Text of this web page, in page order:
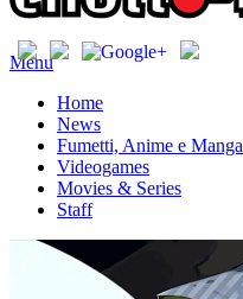
Menu
Home
News
Fumetti, Anime e Manga
Videogames
Movies & Series
Staff